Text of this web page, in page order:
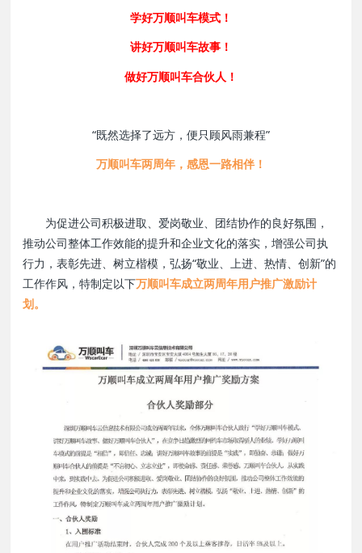
学好万顺叫车模式！
讲好万顺叫车故事！
做好万顺叫车合伙人！
“既然选择了远方，便只顾风雨兼程”
万顺叫车两周年，感恩一路相伴！
为促进公司积极进取、爱岗敬业、团结协作的良好氛围，
推动公司整体工作效能的提升和企业文化的落实，增强公司执
行力，表彰先进、树立楷模，弘扬“敬业、上进、热情、创新”的
工作作风，特制定以下万顺叫车成立两周年用户推广激励计
划。